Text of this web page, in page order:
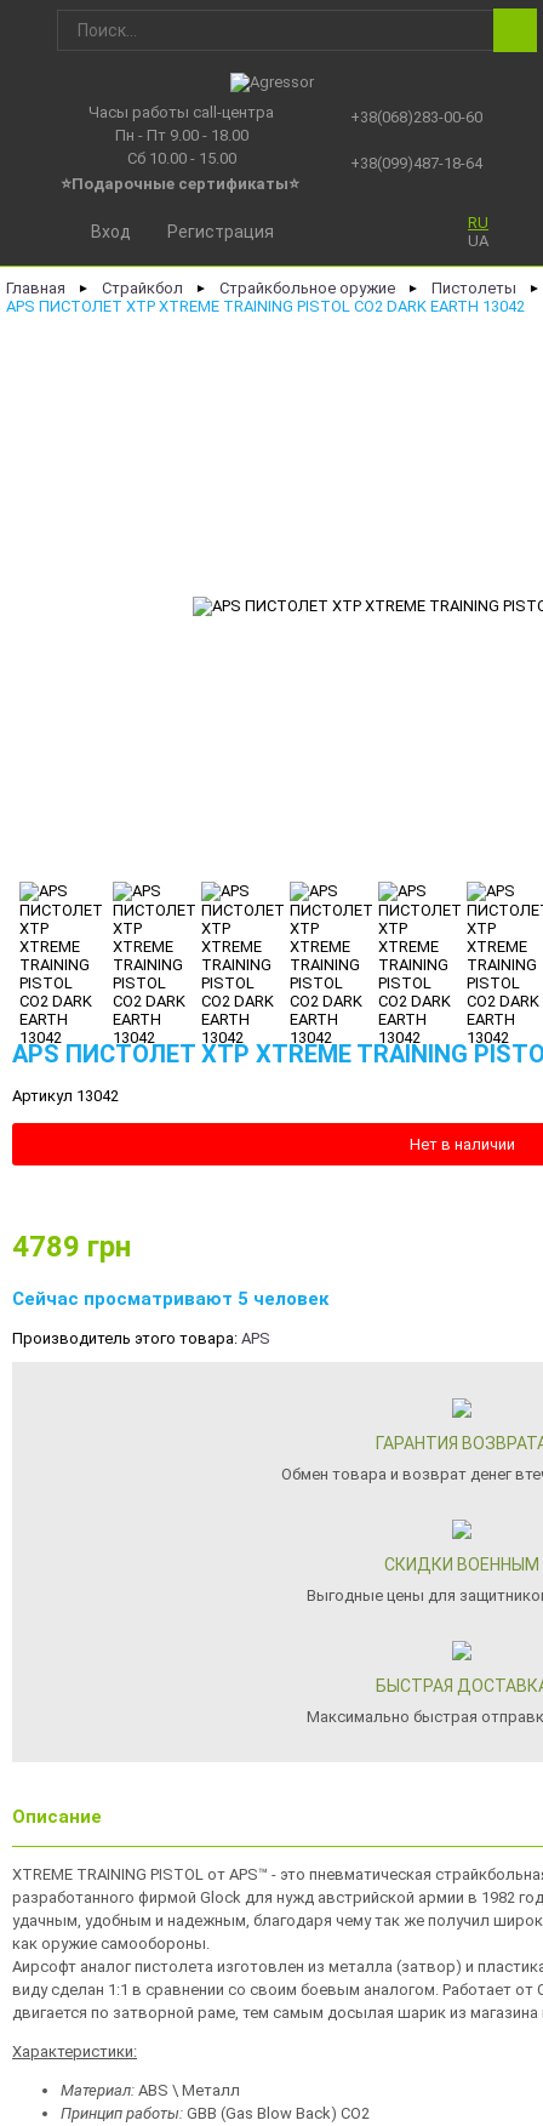
Часы работы call-центра
Пн - Пт 9.00 - 18.00
Сб 10.00 - 15.00
⭐Подарочные сертификаты⭐
+38(068)283-00-60
+38(099)487-18-64
RU
UA
Вход Регистрация
Главная ► Страйкбол ► Страйкбольное оружие ► Пистолеты ►
APS ПИСТОЛЕТ XTP XTREME TRAINING PISTOL CO2 DARK EARTH 13042
APS ПИСТОЛЕТ XTP XTREME TRAINING
Артикул 13042
Нет в наличии
4789 грн
Сейчас просматривают 5 человек
Производитель этого товара: APS
ГАРАНТИЯ
Обмен товара и возврат денег
СКИДКИ ВОЕННЫМ
Выгодные цены для
БЫСТРАЯ
Максимально быстрая
Описание
XTREME TRAINING PISTOL от APS™ - это пневматическая
разработанного фирмой Glock для нужд австрийской армии в 1982
удачным, удобным и надежным, благодаря чему так же получил
как оружие самообороны.
Аирсофт аналог пистолета изготовлен из металла (затвор) и
виду сделан 1:1 в сравнении со своим боевым аналогом. Работает от
двигается по затворной раме, тем самым досылая шарик из
Характеристики:
Материал: ABS \ Металл
Принцип работы: GBB (Gas Blow Back) CO2